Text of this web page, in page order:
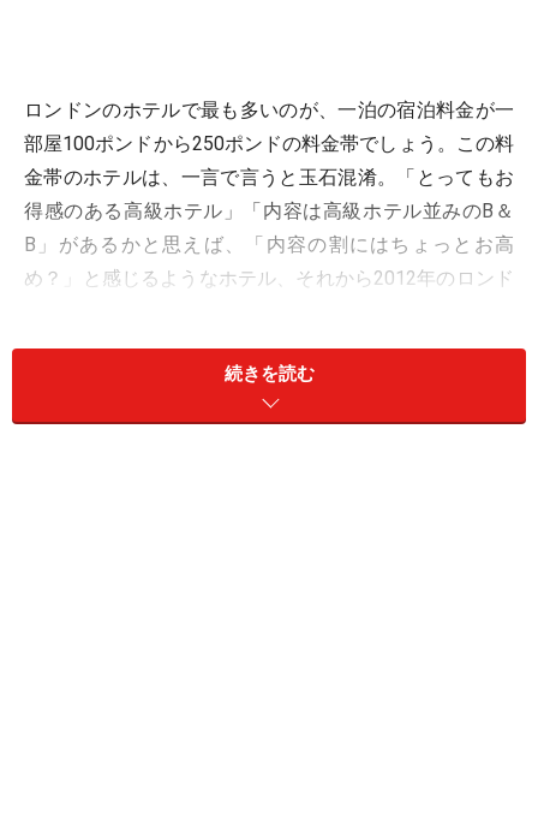
ロンドンのホテルで最も多いのが、一泊の宿泊料金が一
部屋100ポンドから250ポンドの料金帯でしょう。この料
金帯のホテルは、一言で言うと玉石混淆。「とってもお
得感のある高級ホテル」「内容は高級ホテル並みのB＆
B」があるかと思えば、「内容の割にはちょっとお高
め？」と感じるようなホテル、それから2012年のロンド
ートメントホテルもこの料金帯に入ります。
旅行中はホテルで過ごす時間はそう長くはないけれど、
続きを読む